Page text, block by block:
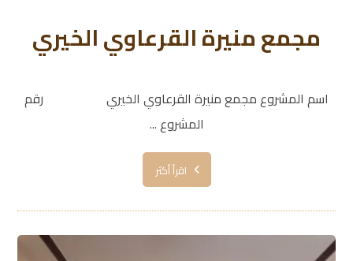
مجمع منيرة القرعاوي الخيري
اسم المشروع مجمع منيرة القرعاوي الخيري رقم
المشروع ...
اقرأ أكثر